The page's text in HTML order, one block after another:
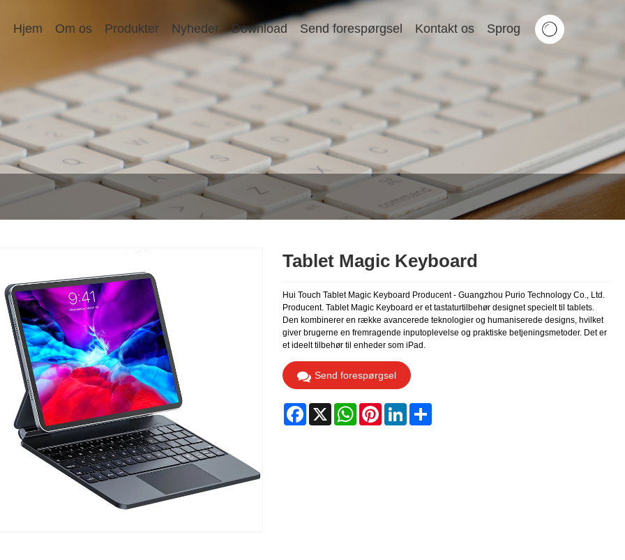
Hjem Om os Produkter Nyheder Download Send forespørgsel Kontakt os Sprog
Tablet Magic Keyboard
Hui Touch Tablet Magic Keyboard Producent - Guangzhou Purio Technology Co., Ltd.
Producent. Tablet Magic Keyboard er et tastaturtilbehør designet specielt til tablets.
Den kombinerer en række avancerede teknologier og humaniserede designs, hvilket
giver brugerne en fremragende inputoplevelse og praktiske betjeningsmetoder. Det er
et ideelt tilbehør til enheder som iPad.
Send forespørgsel
Facebook WhatsAppPinterestLinkedIn